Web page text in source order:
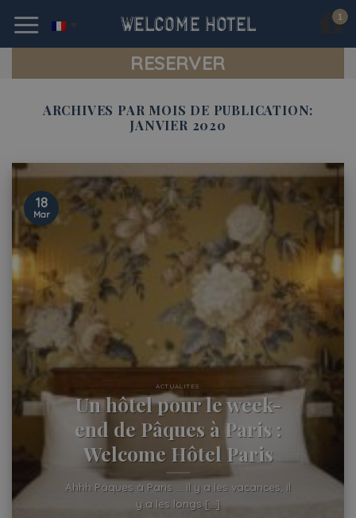
content
RESERVER
ARCHIVES PAR MOIS DE PUBLICATION:
JANVIER 2020
ACTUALITES
Un hôtel pour le week-
end de Pâques à Paris :
Welcome Hôtel Paris
Ahhh Pâques à Paris … Il y a les vacances, il
y a les longs [...]
18
Mar